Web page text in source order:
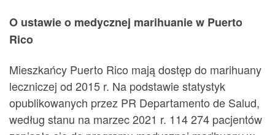
O ustawie o medycznej marihuanie w Puerto
Rico
Mieszkańcy Puerto Rico mają dostęp do marihuany
leczniczej od 2015 r. Na podstawie statystyk
opublikowanych przez PR Departamento de Salud,
według stanu na marzec 2021 r. 114 274 pacjentów